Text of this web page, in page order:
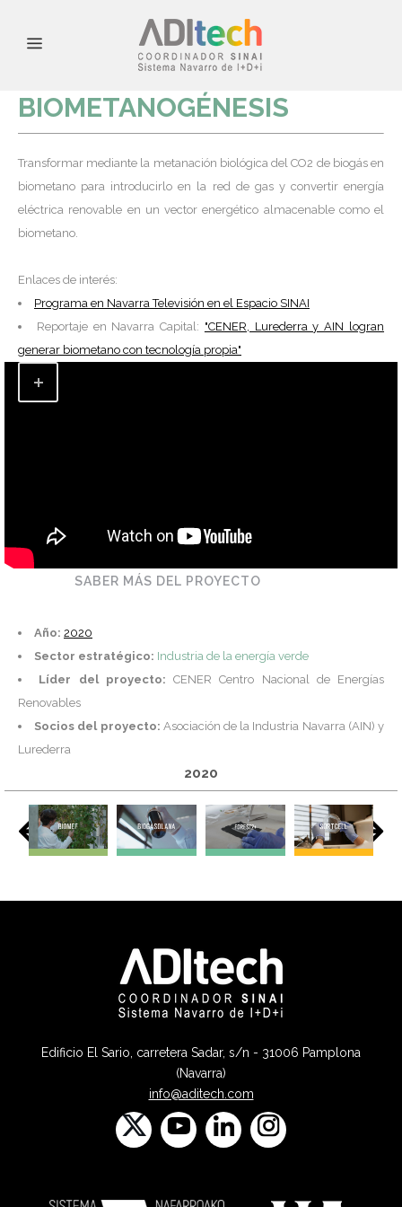
BIOMETANOGÉNESIS
Transformar mediante la metanación biológica del CO2 de biogás en
biometano para introducirlo en la red de gas y convertir energía
eléctrica renovable en un vector energético almacenable como el
biometano.
Enlaces de interés:
Programa en Navarra Televisión en el Espacio SINAI
Reportaje en Navarra Capital: "CENER, Lurederra y AIN logran
generar biometano con tecnología propia"
SABER MÁS DEL PROYECTO
Año: 2020
Sector estratégico: Industria de la energía verde
Líder del proyecto: CENER Centro Nacional de Energías
Renovables
Socios del proyecto: Asociación de la Industria Navarra (AIN) y
Lurederra
2020
Edificio El Sario, carretera Sadar, s/n - 31006 Pamplona
(Navarra)
info@aditech.com